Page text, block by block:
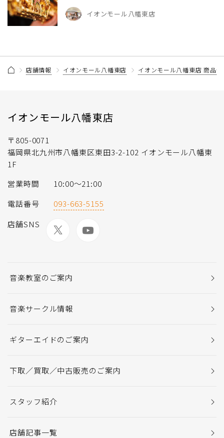
イオンモール八幡東店
店舗情報 イオンモール八幡東店 イオンモール八幡東店 商品
イオンモール八幡東店
〒805-0071
福岡県北九州市八幡東区東田3-2-102 イオンモール八幡東
1F
営業時間
10:00〜21:00
電話番号
093-663-5155
店舗SNS
音楽教室のご案内
音楽サークル情報
ギターエイドのご案内
下取／買取／中古販売のご案内
スタッフ紹介
店舗記事一覧